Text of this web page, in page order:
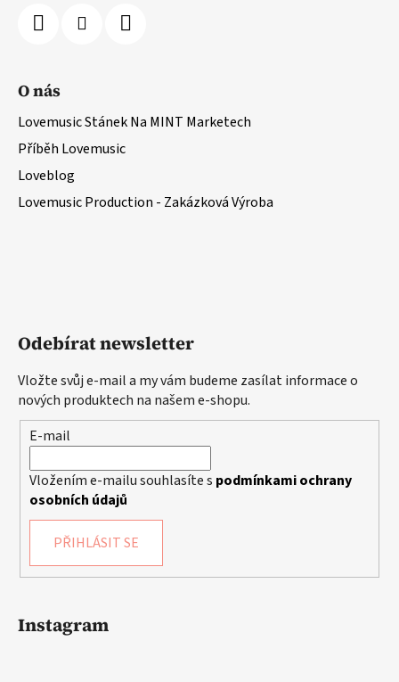
O nás
Lovemusic Stánek Na MINT Marketech
Příběh Lovemusic
Loveblog
Lovemusic Production - Zakázková Výroba
Odebírat newsletter
Vložte svůj e-mail a my vám budeme zasílat informace o
nových produktech na našem e-shopu.
E-mail
Vložením e-mailu souhlasíte s podmínkami ochrany
osobních údajů
PŘIHLÁSIT SE
Instagram